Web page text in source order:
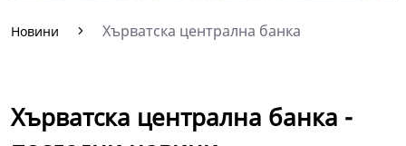
Новини Хърватска централна банка
Хърватска централна банка -